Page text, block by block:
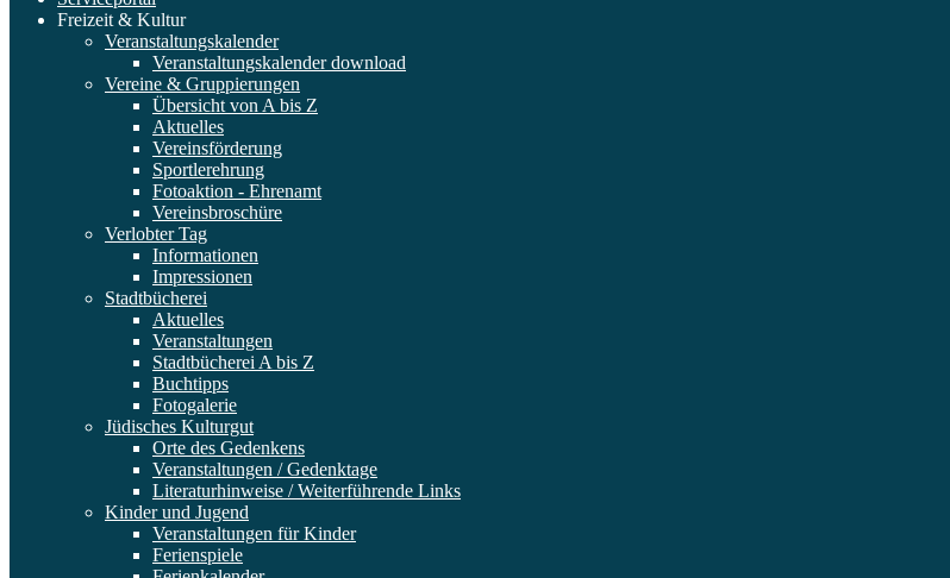
Freizeit & Kultur
Veranstaltungskalender
Veranstaltungskalender download
Vereine & Gruppierungen
Übersicht von A bis Z
Aktuelles
Vereinsförderung
Sportlerehrung
Fotoaktion - Ehrenamt
Vereinsbroschüre
Verlobter Tag
Informationen
Impressionen
Stadtbücherei
Aktuelles
Veranstaltungen
Stadtbücherei A bis Z
Buchtipps
Fotogalerie
Jüdisches Kulturgut
Orte des Gedenkens
Veranstaltungen / Gedenktage
Literaturhinweise / Weiterführende Links
Kinder und Jugend
Veranstaltungen für Kinder
Ferienspiele